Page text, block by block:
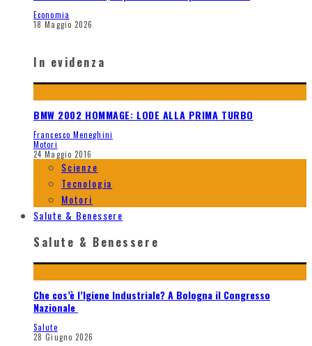
Economia
18 Maggio 2026
In evidenza
BMW 2002 HOMMAGE: LODE ALLA PRIMA TURBO
Francesco Meneghini
Motori
24 Maggio 2016
Scienze
Tecnologia
Motori
Salute & Benessere
Salute & Benessere
Che cos’è l’Igiene Industriale? A Bologna il Congresso
Nazionale
Salute
28 Giugno 2026